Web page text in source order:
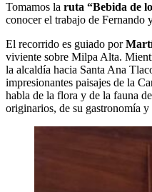
Tomamos la ruta “Bebida de
conocer el trabajo de Fernando
El recorrido es guiado por
viviente sobre Milpa Alta.
la alcaldía hacia Santa Ana
impresionantes paisajes de la
habla de la flora y de la fauna
originarios, de su gastronomía y